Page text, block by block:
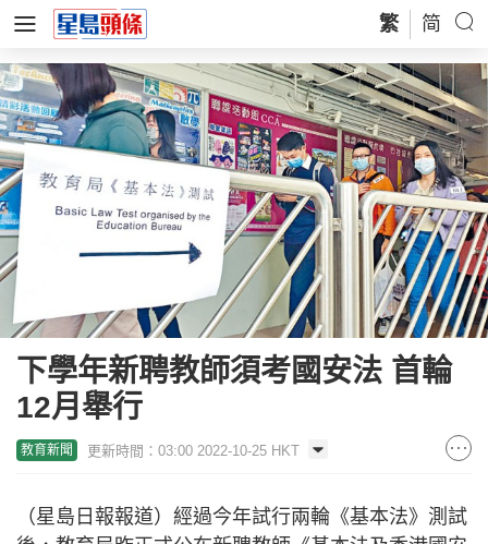
繁 简
下學年新聘教師須考國安法 首輪
12月舉行
教育新聞 更新時間：03:00 2022-10-25 HKT
（星島日報報道）經過今年試行兩輪《基本法》測試